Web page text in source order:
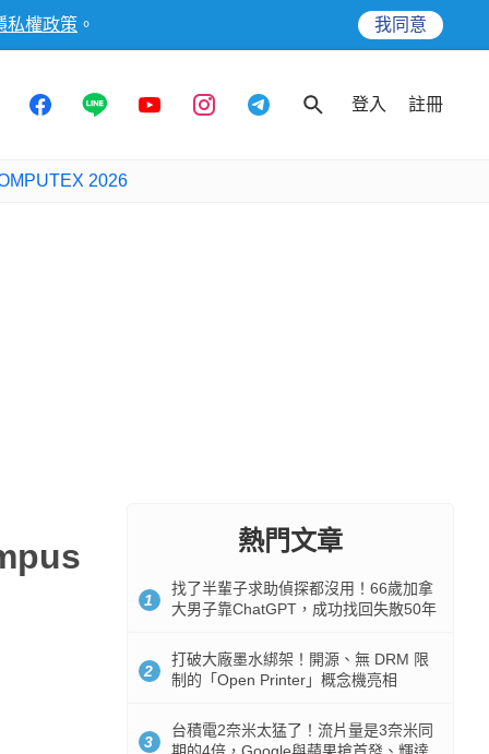
私權政策 。 我同意
登入 註冊
2026
熱門文章
1
找了半輩子求助偵探都沒用！66歲加拿
大男子靠ChatGPT，成功找回失散50年
2
打破大廠墨水綁架！開源、無 DRM 限
制的「Open Printer」概念機亮相
3
台積電2奈米太猛了！流片量是3奈米同